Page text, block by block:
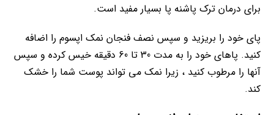
برای درمان ترک پاشنه پا بسیار مفید است.
پای خود را بریزید و سپس نصف فنجان نمک اپسوم را اضافه
کنید. پاهای خود را به مدت 30 تا 60 دقیقه خیس کرده و سپس
آنها را مرطوب کنید ، زیرا نمک می تواند پوست شما را خشک
کند.